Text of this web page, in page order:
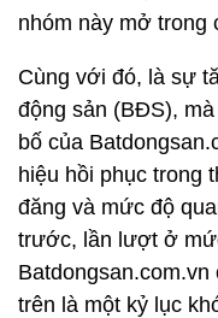
nhóm này mở trong
Cùng với đó, là sự
động sản (BĐS),
bố của
hiệu hồi phục trong
đăng và mức độ
trước, lần lượt ở
trên là một kỷ lục